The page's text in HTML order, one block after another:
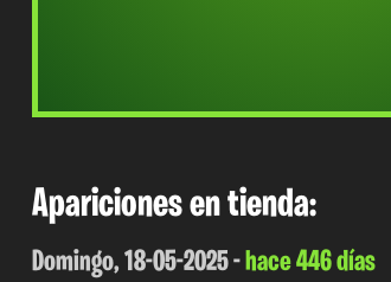
Apariciones en tienda:
Domingo, 18-05-2025 -hace 446 días